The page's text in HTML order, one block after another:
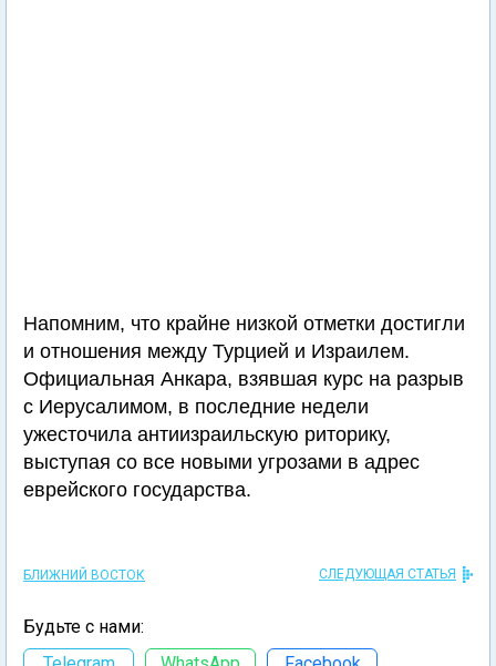
Напомним, что крайне низкой отметки достигли
и отношения между Турцией и Израилем.
Официальная Анкара, взявшая курс на разрыв
с Иерусалимом, в последние недели
ужесточила антиизраильскую риторику,
выступая со все новыми угрозами в адрес
еврейского государства.
БЛИЖНИЙ ВОСТОК СЛЕДУЮЩАЯ СТАТЬЯ
Будьте с нами: